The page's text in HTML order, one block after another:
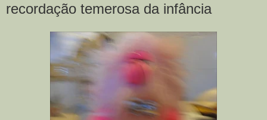
recordação temerosa da infância